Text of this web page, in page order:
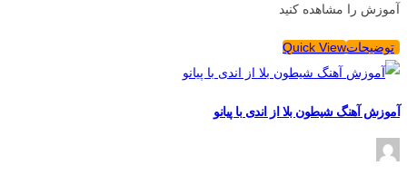
آموزش را مشاهده کنید
توضیحاتQuick View
آموزش آهنگ شیطون بلا از اندی با پیانو